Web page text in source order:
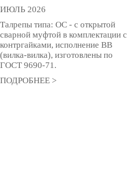
ИЮЛЬ 2026
Талрепы типа: ОС - с открытой
сварной муфтой в комплектации с
контргайками, исполнение ВВ
(вилка-вилка), изготовлены по
ГОСТ 9690-71.
ПОДРОБНЕЕ >